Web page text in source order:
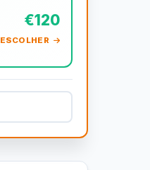
€120
ESCOLHER